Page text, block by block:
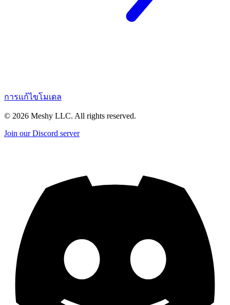
การแก้ไขโมเดล
© 2026 Meshy LLC. All rights reserved.
Join our Discord server